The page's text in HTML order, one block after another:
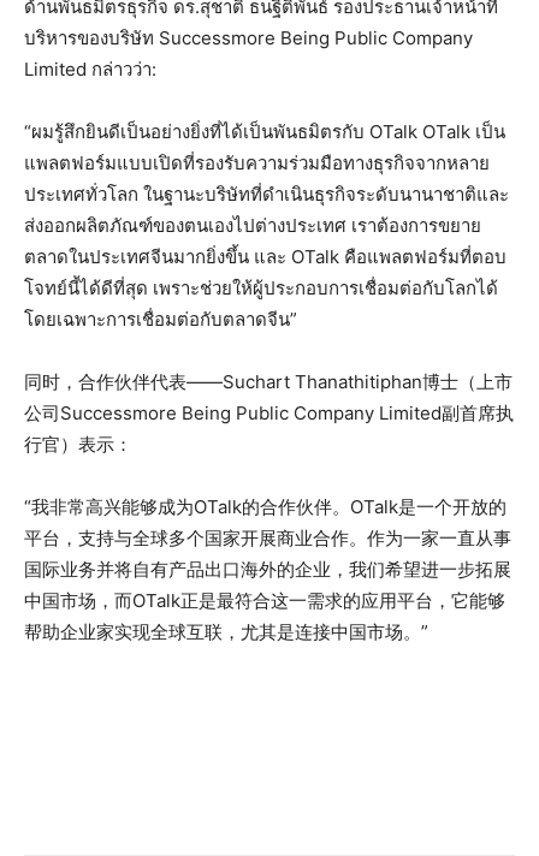
ด้านพันธมิตรธุรกิจ ดร.สุชาติ ธนฐิติพันธ์ รองประธานเจ้าหน้าที่
บริหารของบริษัท Successmore Being Public Company
Limited กล่าวว่า:
“ผมรู้สึกยินดีเป็นอย่างยิ่งที่ได้เป็นพันธมิตรกับ OTalk OTalk เป็น
แพลตฟอร์มแบบเปิดที่รองรับความร่วมมือทางธุรกิจจากหลาย
ประเทศทั่วโลก ในฐานะบริษัทที่ดำเนินธุรกิจระดับนานาชาติและ
ส่งออกผลิตภัณฑ์ของตนเองไปต่างประเทศ เราต้องการขยาย
ตลาดในประเทศจีนมากยิ่งขึ้น และ OTalk คือแพลตฟอร์มที่ตอบ
โจทย์นี้ได้ดีที่สุด เพราะช่วยให้ผู้ประกอบการเชื่อมต่อกับโลกได้
โดยเฉพาะการเชื่อมต่อกับตลาดจีน”
同时，合作伙伴代表——Suchart Thanathitiphan博士（上市
公司Successmore Being Public Company Limited副首席执
行官）表示：
“我非常高兴能够成为OTalk的合作伙伴。OTalk是一个开放的
平台，支持与全球多个国家开展商业合作。作为一家一直从事
国际业务并将自有产品出口海外的企业，我们希望进一步拓展
中国市场，而OTalk正是最符合这一需求的应用平台，它能够
帮助企业家实现全球互联，尤其是连接中国市场。”